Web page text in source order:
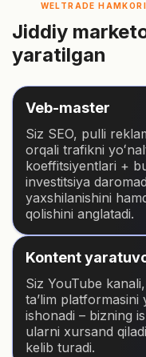
WELTRADE
Jiddiy
yaratilgan
Veb-master
Siz SEO, pulli
orqali trafikni
koeffitsiyentlari +
investitsiya
yaxshilanishini
qolishini anglatadi.
Kontent
Siz YouTube
taʼlim
ishonadi – bizning
ularni xursand
kelib turadi.